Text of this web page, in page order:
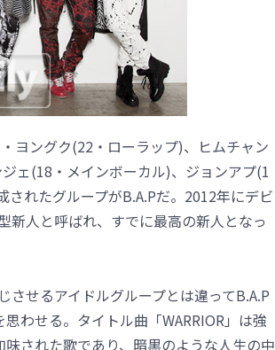
ヨングク(22・ローラップ)、ヒムチャン
ェ(18・メインボーカル)、ジョンアプ(1
れたグループがB.A.Pだ。2012年にデビ
新人と呼ばれ、すでに最高の新人となっ
せるアイドルグループとは違ってB.A.P
わせる。タイトル曲「WARRIOR」は強
された歌であり、暗黒のような人生の中